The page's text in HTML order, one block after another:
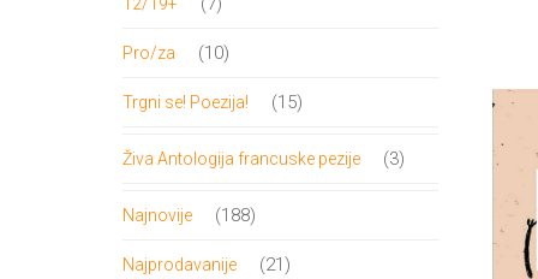
Pro/za 1010
Trgni se! Poezija! 1515
Živa Antologija francuske pezije 33
Najnovije 188188
Najprodavanije 2121